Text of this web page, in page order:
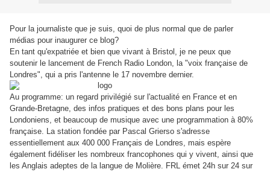
Pour la journaliste que je suis, quoi de plus normal que de parler
médias pour inaugurer ce blog?
En tant qu'expatriée et bien que vivant à Bristol, je ne peux que
soutenir le lancement de French Radio London, la "voix française de
Londres", qui a pris l'antenne le 17 novembre dernier.
Au programme: un regard privilégié sur l'actualité en France et en
Grande-Bretagne, des infos pratiques et des bons plans pour les
Londoniens, et beaucoup de musique avec une programmation à 80%
française. La station fondée par Pascal Grierso s'adresse
essentiellement aux 400 000 Français de Londres, mais espère
également fidéliser les nombreux francophones qui y vivent, ainsi que
les Anglais adeptes de la langue de Molière. FRL émet 24h sur 24 sur